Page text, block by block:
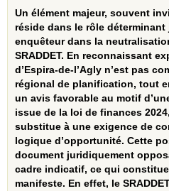
Un élément majeur, souvent
réside dans le rôle
enquêteur dans la
SRADDET. En reconnaissant
d’Espira‑de‑l’Agly n’est pas
régional de planification, tout
un avis favorable au motif
issue de la loi de finances
substitue à une exigence de
logique d’opportunité. Cette
document juridiquement
cadre indicatif, ce qui
manifeste. En effet, le